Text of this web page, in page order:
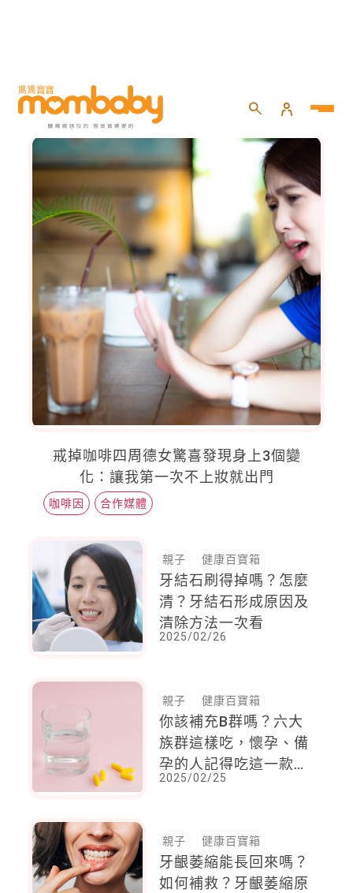
健康百寶箱
戒掉咖啡四周德女驚喜發現身上3個變
化：讓我第一次不上妝就出門
咖啡因 合作媒體
親子 健康百寶箱
牙結石刷得掉嗎？怎麼
清？牙結石形成原因及
清除方法一次看
2025/02/26
親子 健康百寶箱
你該補充B群嗎？六大
族群這樣吃，懷孕、備
孕的人記得吃這一款，
有助於胎兒發育時，幫
2025/02/25
親子 健康百寶箱
牙齦萎縮能長回來嗎？
如何補救？牙齦萎縮原